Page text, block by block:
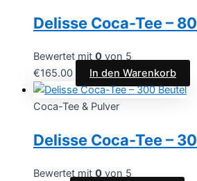
Delisse Coca-Tee –
Bewertet mit 0 von 5
€165.00 In den Warenkorb
Coca-Tee & Pulver
Delisse Coca-Tee –
Bewertet mit 0 von 5